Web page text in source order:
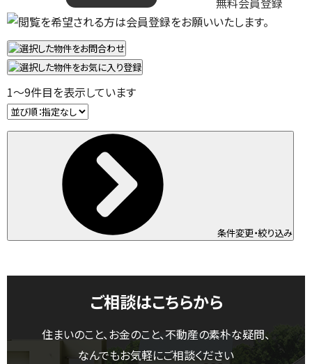
1～9件目を表示しています
条件変更・絞り込み
ご相談はこちらから
住まいのこと、お金のこと、不動産の素朴な疑問、
なんでもお気軽にご相談ください